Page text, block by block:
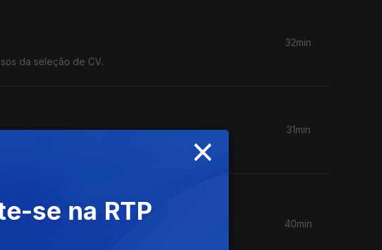
da seleção de CV.
32min
31min
que esta temporada
40min
×
se na RTP